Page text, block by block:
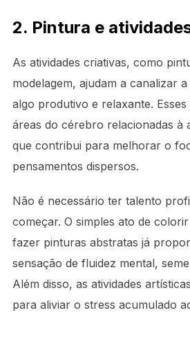
2. Pintura e
As atividades criativas, como
modelagem, ajudam a canalizar
algo produtivo e relaxante.
áreas do cérebro relacionadas à
que contribui para melhorar o
pensamentos dispersos.
Não é necessário ter talento
começar. O simples ato de
fazer pinturas abstratas já
sensação de fluidez mental,
Além disso, as atividades
para aliviar o stress acumulado